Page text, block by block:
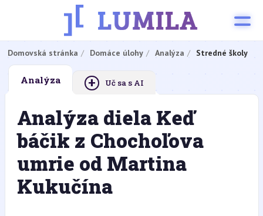
Domovská stránka Domáce úlohy Analýza Stredné školy
Analýza + Uč sa s AI
Analýza diela Keď
báčik z Chochoľova
umrie od Martina
Kukučína